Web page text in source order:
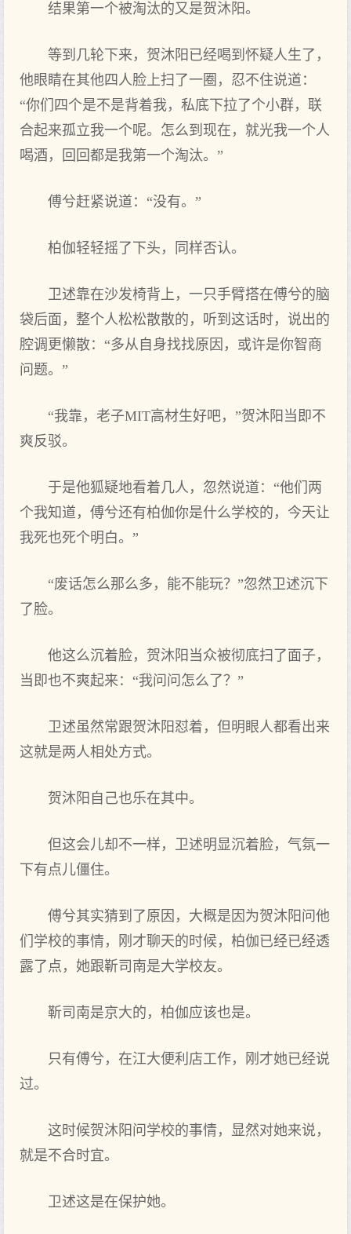
结果第一个被淘汰的又是贺沐阳。
等到几轮下来，贺沐阳已经喝到怀疑人生了，
他眼睛在其他四人脸上扫了一圈，忍不住说道：
“你们四个是不是背着我，私底下拉了个小群，联
合起来孤立我一个呢。怎么到现在，就光我一个人
喝酒，回回都是我第一个淘汰。”
傅兮赶紧说道：“没有。”
柏伽轻轻摇了下头，同样否认。
卫述靠在沙发椅背上，一只手臂搭在傅兮的脑
袋后面，整个人松松散散的，听到这话时，说出的
腔调更懒散：“多从自身找找原因，或许是你智商
问题。”
“我靠，老子MIT高材生好吧，”贺沐阳当即不
爽反驳。
于是他狐疑地看着几人，忽然说道：“他们两
个我知道，傅兮还有柏伽你是什么学校的，今天让
我死也死个明白。”
“废话怎么那么多，能不能玩？”忽然卫述沉下
了脸。
他这么沉着脸，贺沐阳当众被彻底扫了面子，
当即也不爽起来：“我问问怎么了？”
卫述虽然常跟贺沐阳怼着，但明眼人都看出来
这就是两人相处方式。
贺沐阳自己也乐在其中。
但这会儿却不一样，卫述明显沉着脸，气氛一
下有点儿僵住。
傅兮其实猜到了原因，大概是因为贺沐阳问他
们学校的事情，刚才聊天的时候，柏伽已经已经透
露了点，她跟靳司南是大学校友。
靳司南是京大的，柏伽应该也是。
只有傅兮，在江大便利店工作，刚才她已经说
过。
这时候贺沐阳问学校的事情，显然对她来说，
就是不合时宜。
卫述这是在保护她。